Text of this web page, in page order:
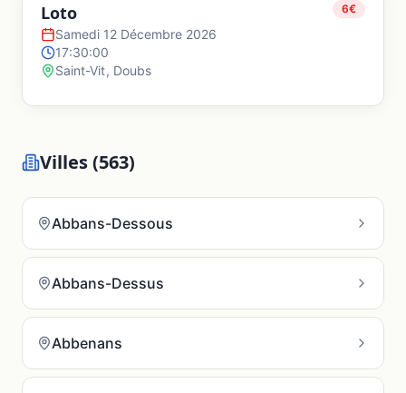
Loto 6€
Samedi 12 Décembre 2026
17:30:00
Saint-Vit, Doubs
Villes (563)
Abbans-Dessous
Abbans-Dessus
Abbenans